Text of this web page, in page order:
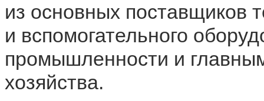
из основных поставщиков
и вспомогательного
промышленности и
хозяйства.